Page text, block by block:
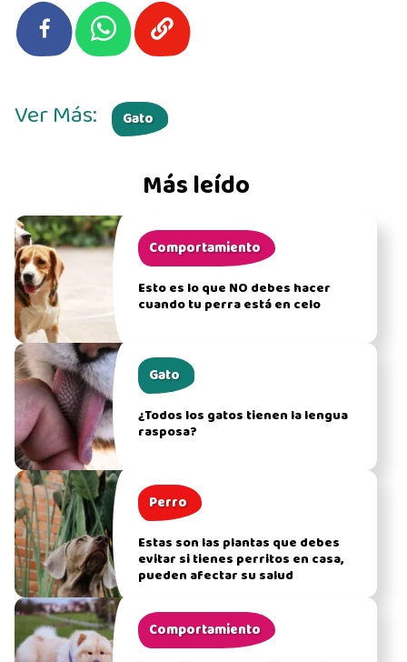
Más leído
Comportamiento
Esto es lo que NO debes hacer
cuando tu perra está en celo
Gato
¿Todos los gatos tienen la lengua
rasposa?
Perro
Estas son las plantas que debes
evitar si tienes perritos en casa,
pueden afectar su salud
Comportamiento
Ver Más: Gato